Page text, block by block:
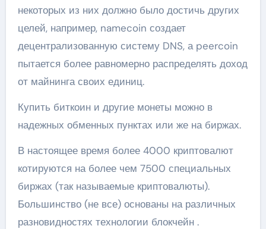
некоторых из них должно было достичь других
целей, например, namecoin создает
децентрализованную систему DNS, а peercoin
пытается более равномерно распределять доход
от майнинга своих единиц.
Купить биткоин и другие монеты можно в
надежных обменных пунктах или же на биржах.
В настоящее время более 4000 криптовалют
котируются на более чем 7500 специальных
биржах (так называемые криптовалюты).
Большинство (не все) основаны на различных
разновидностях технологии блокчейн .